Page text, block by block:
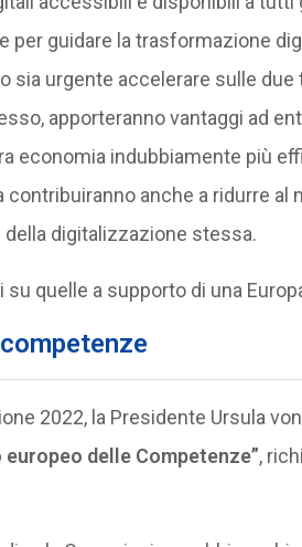
per guidare la trasformazione
sia urgente accelerare sulle due
apporteranno vantaggi ad
economia indubbiamente più
anche a ridurre al
digitalizzazione stessa.
quelle a supporto di una
2022, la Presidente Ursula
europeo delle Competenze”,